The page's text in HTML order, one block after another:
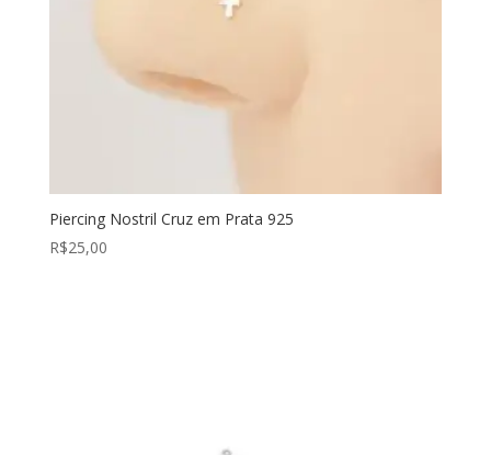
Piercing Nostril Cruz em Prata 925
R$25,00